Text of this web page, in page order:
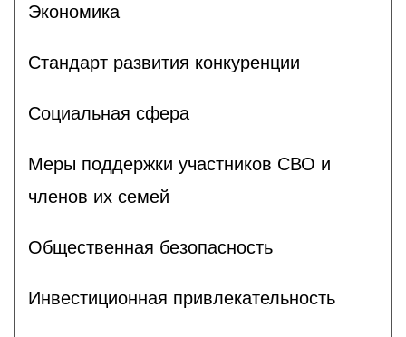
Экономика
Стандарт развития конкуренции
Социальная сфера
Меры поддержки участников СВО и
членов их семей
Общественная безопасность
Инвестиционная привлекательность